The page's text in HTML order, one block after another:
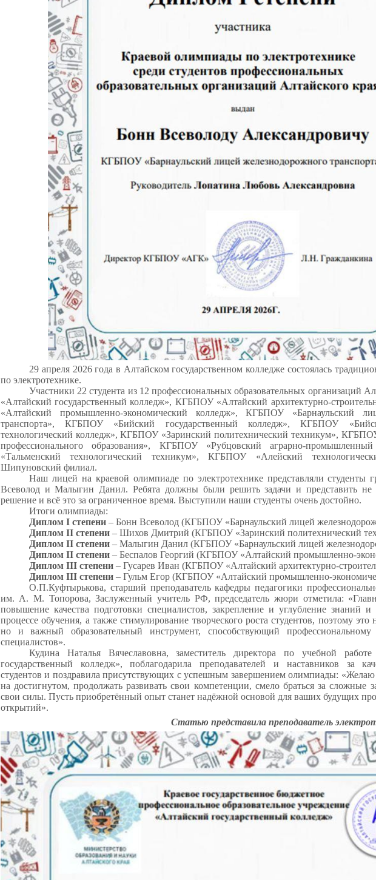
29 апреля 2026 года в Алтайском государственном колледже состоялась
по электротехнике.
Участники 22 студента из 12 профессиональных образовательных организаций
«Алтайский государственный колледж», КГБПОУ «Алтайский архитектурно-
«Алтайский промышленно-экономический колледж», КГБПОУ «Барнаульский
транспорта», КГБПОУ «Бийский государственный колледж», КГБПОУ
технологический колледж», КГБПОУ «Заринский политехнический техникум»,
профессионального образования», КГБПОУ «Рубцовский аграрно-
«Тальменский технологический техникум», КГБПОУ «Алейский
Шипуновский филиал.
Наш лицей на краевой олимпиаде по электротехнике представляли
Всеволод и Малыгин Данил. Ребята должны были решить задачи и представить не
решение и всё это за ограниченное время. Выступили наши студенты очень достойно.
Итоги олимпиады:
Диплом I степени – Бонн Всеволод (КГБПОУ «Барнаульский лицей
Диплом II степени – Шихов Дмитрий (КГБПОУ «Заринский политехнический
Диплом II степени – Малыгин Данил (КГБПОУ «Барнаульский лицей
Диплом II степени – Беспалов Георгий (КГБПОУ «Алтайский промышленно-
Диплом III степени – Гусарев Иван (КГБПОУ «Алтайский архитектурно-
Диплом III степени – Гульм Егор (КГБПОУ «Алтайский промышленно-
О.П.Куфтырькова, старший преподаватель кафедры педагогики
им. А. М. Топорова, Заслуженный учитель РФ, председатель жюри отметила:
повышение качества подготовки специалистов, закрепление и углубление знаний
процессе обучения, а также стимулирование творческого роста студентов, поэтому это
но и важный образовательный инструмент, способствующий
специалистов».
Кудина Наталья Вячеславовна, заместитель директора по учебной
государственный колледж», поблагодарила преподавателей и наставников за
студентов и поздравила присутствующих с успешным завершением олимпиады: «Желаю
на достигнутом, продолжать развивать свои компетенции, смело браться за сложные
свои силы. Пусть приобретённый опыт станет надёжной основой для ваших будущих
открытий».
Статью представила преподаватель